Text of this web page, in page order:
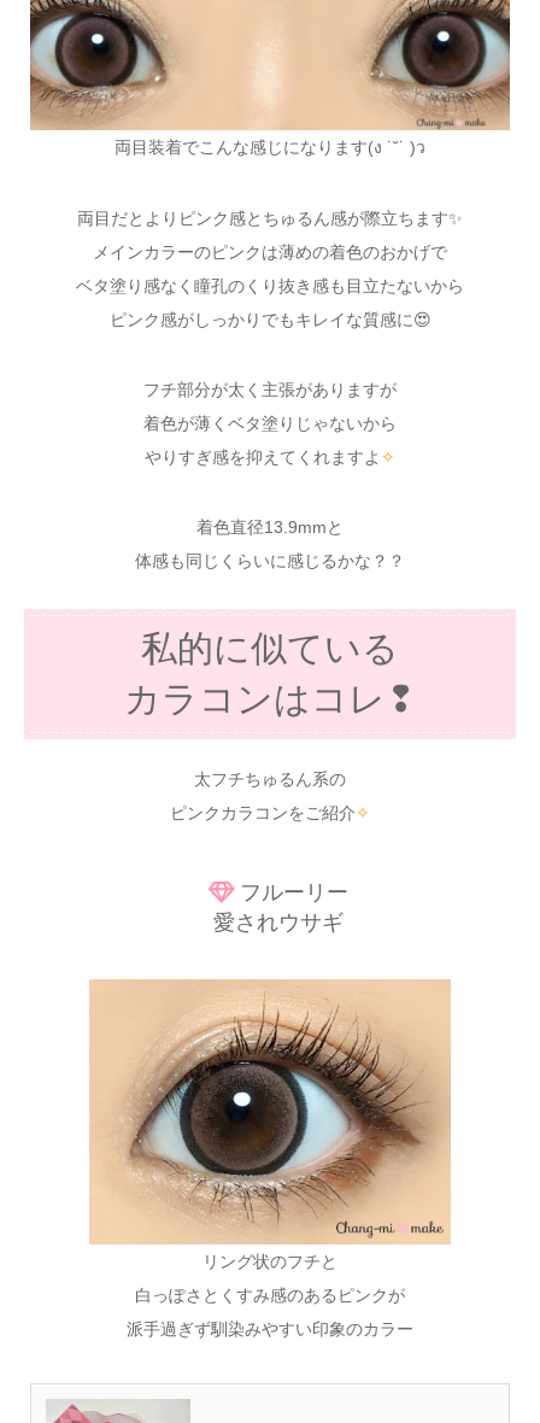
両目装着でこんな感じになります(ง ˙˘˙ )ว
両目だとよりピンク感とちゅるん感が際立ちます✨
メインカラーのピンクは薄めの着色のおかげで
ベタ塗り感なく瞳孔のくり抜き感も目立たないから
ピンク感がしっかりでもキレイな質感に😍
フチ部分が太く主張がありますが
着色が薄くベタ塗りじゃないから
やりすぎ感を抑えてくれますよ ✧
着色直径13.9mmと
体感も同じくらいに感じるかな？？
私的に似ている
カラコンはコレ❢
太フチちゅるん系の
ピンクカラコンをご紹介✧
フルーリー
愛されウサギ
リング状のフチと
白っぽさとくすみ感のあるピンクが
派手過ぎず馴染みやすい印象のカラー